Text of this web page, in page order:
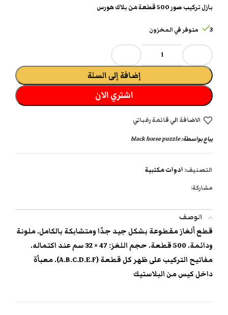
بازل تركيب صور 500 قطعة من بلاك هورس
3 متوفر في المخزون
إضافة إلى السلة
اشتري الان
الاضافة الي قائمة رغباتي
يباع بواسطة:black horse puzzle
التصنيف: ادوات مكتبية
مشاركة:
الوصف
قطع ألغاز مقطوعة بشكل جيد جدًا ومتشابكة بالكامل. ملونة
ودائمة. 500 قطعة. حجم اللغز: 47 × 32 سم عند اكتماله.
مفاتيح التركيب على ظهر كل قطعة (A.B.C.D.E.F). معبأة
داخل كيس من البلاستيك